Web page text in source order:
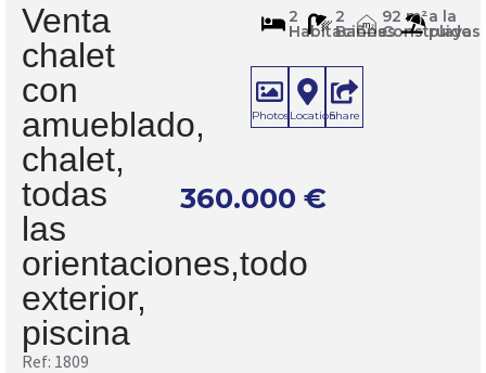
Venta
chalet
con
amueblado,
chalet,
todas
las
orientaciones,todo
exterior,
piscina
Ref: 1809
360.000€
2
Habitaciones
2
Baños
m2
92 m²
Construidos
a la
playa
Photos LocationShare